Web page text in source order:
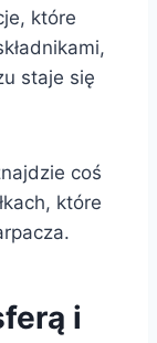
które
staje się
coś
które
i